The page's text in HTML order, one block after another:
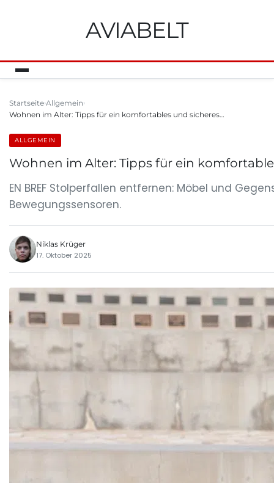
AVIABELT
Startseite Allgemein
Wohnen im Alter: Tipps für ein komfortables und sicheres…
ALLGEMEIN
Wohnen im Alter: Tipps für ein
EN BREF Stolperfallen entfernen: Möbel und
Bewegungssensoren.
Niklas Krüger
17. Oktober 2025